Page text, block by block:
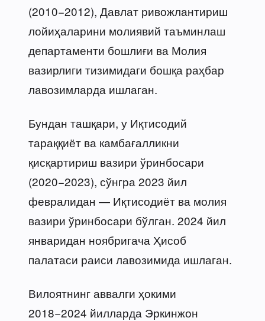
(2010−2012), Давлат ривожлантириш
лойиҳаларини молиявий таъминлаш
департаменти бошлиғи ва Молия
вазирлиги тизимидаги бошқа раҳбар
лавозимларда ишлаган.
Бундан ташқари, у Иқтисодий
тараққиёт ва камбағалликни
қисқартириш вазири ўринбосари
(2020−2023), сўнгра 2023 йил
февралидан — Иқтисодиёт ва молия
вазири ўринбосари бўлган. 2024 йил
январидан ноябригача Ҳисоб
палатаси раиси лавозимида ишлаган.
Вилоятнинг аввалги ҳокими
2018−2024 йилларда Эркинжон